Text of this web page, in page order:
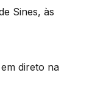
Sines, às
direto na